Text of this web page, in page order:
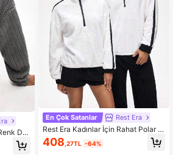
Dü
Y
Ev
En Çok Satanlar Rest Era
Rest Era Kadınlar İçin Rahat Polar F
ermuarlı Günlük Ev Giyim Takımı
408 ,27TL -64%